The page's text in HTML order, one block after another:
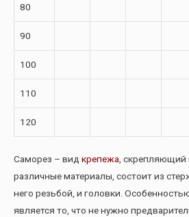
80
90
100
110
120
Саморез – вид крепежа, скрепляющий
различные материалы, состоит из
него резьбой, и головки.
является то, что не нужно